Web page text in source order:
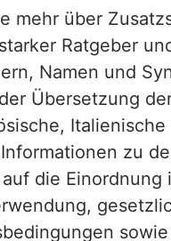
mehr über
Ratgeber
Namen und
Übersetzung
zu
die Einordnung